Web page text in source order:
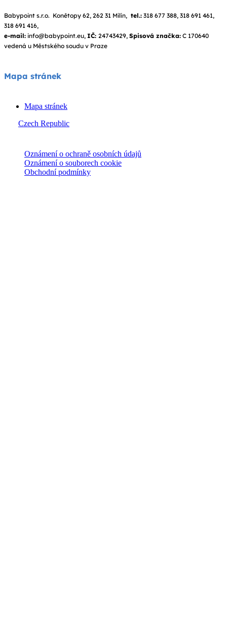
Babypoint s.r.o. Konětopy 62, 262 31 Milín, tel.: 318 677 388, 318 691 461,
318 691 416,
e-mail: info@babypoint.eu, IČ: 24743429, Spisová značka: C 170640
vedená u Městského soudu v Praze
Mapa stránek
Mapa stránek
Czech Republic
Oznámení o ochraně osobních údajů
Oznámení o souborech cookie
Obchodní podmínky